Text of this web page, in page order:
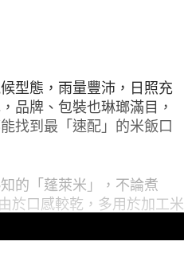
型態，雨量豐沛，日照充
品牌、包裝也琳瑯滿目，
找到最「速配」的米飯口
的「蓬萊米」，不論煮
於口感較乾，多用於加工米
（長糯米），則用來做